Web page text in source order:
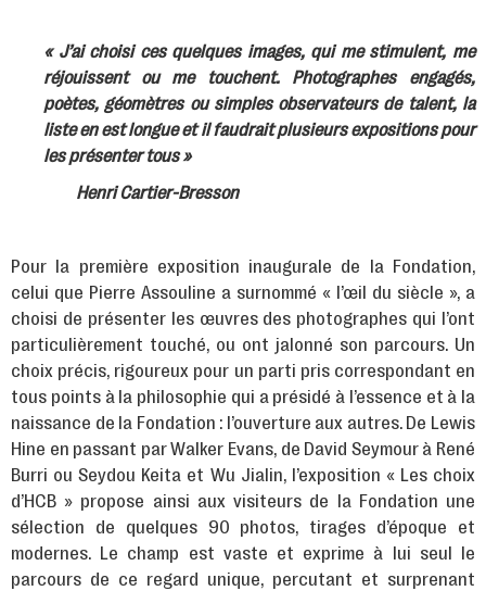
« J’ai choisi ces quelques images, qui me stimulent, me
réjouissent ou me touchent. Photographes engagés,
poètes, géomètres ou simples observateurs de talent, la
liste en est longue et il faudrait plusieurs expositions pour
les présenter tous »
Henri Cartier-Bresson
Pour la première exposition inaugurale de la Fondation,
celui que Pierre Assouline a surnommé « l’œil du siècle », a
choisi de présenter les œuvres des photographes qui l’ont
particulièrement touché, ou ont jalonné son parcours. Un
choix précis, rigoureux pour un parti pris correspondant en
tous points à la philosophie qui a présidé à l’essence et à la
naissance de la Fondation : l’ouverture aux autres. De Lewis
Hine en passant par Walker Evans, de David Seymour à René
Burri ou Seydou Keita et Wu Jialin, l’exposition « Les choix
d’HCB » propose ainsi aux visiteurs de la Fondation une
sélection de quelques 90 photos, tirages d’époque et
modernes. Le champ est vaste et exprime à lui seul le
parcours de ce regard unique, percutant et surprenant